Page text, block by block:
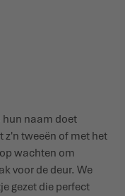
hun naam doet
z'n tweeën of met het
wachten om
voor de deur. We
gezet die perfect